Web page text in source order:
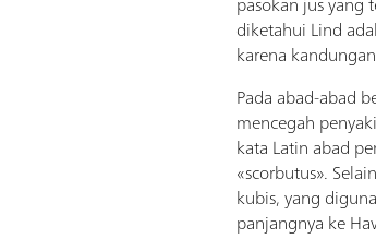
diketahui Lind
karena
Pada abad-abad
mencegah
kata Latin abad
«scorbutus».
kubis, yang
panjangnya ke